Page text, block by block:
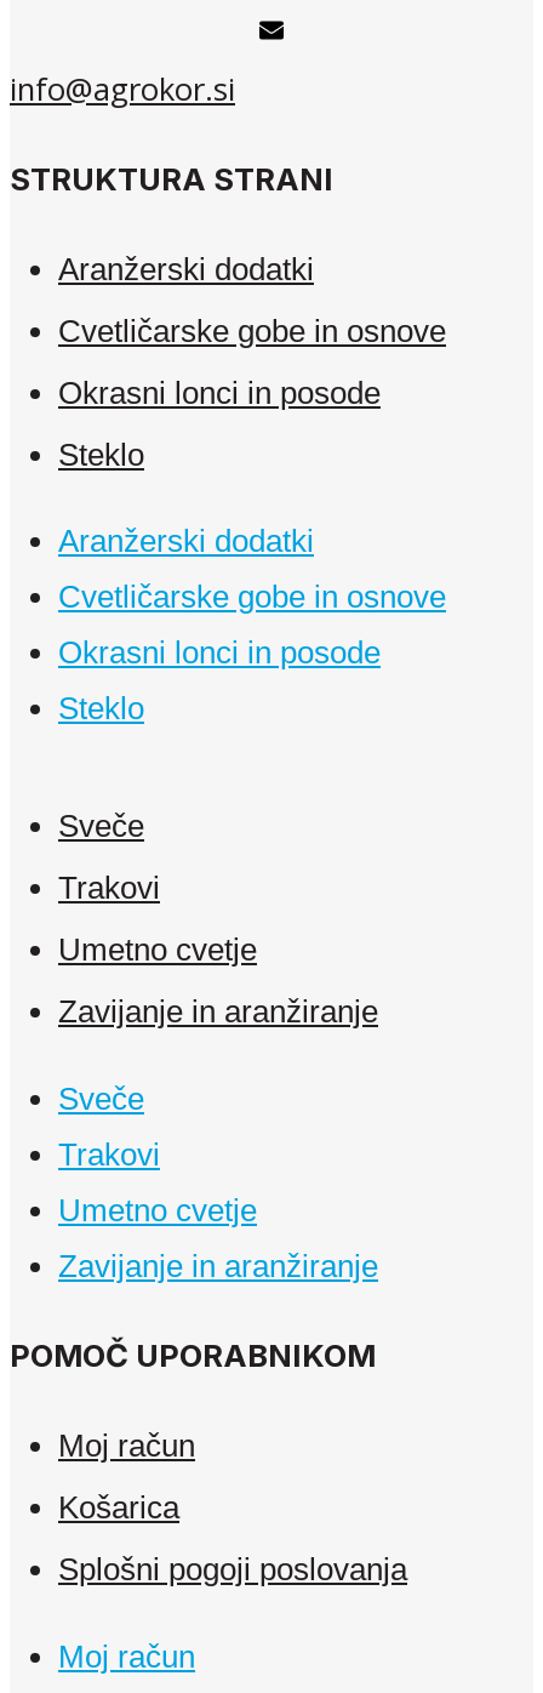
info@agrokor.si
STRUKTURA STRANI
Aranžerski dodatki
Cvetličarske gobe in osnove
Okrasni lonci in posode
Steklo
Aranžerski dodatki
Cvetličarske gobe in osnove
Okrasni lonci in posode
Steklo
Sveče
Trakovi
Umetno cvetje
Zavijanje in aranžiranje
Sveče
Trakovi
Umetno cvetje
Zavijanje in aranžiranje
POMOČ UPORABNIKOM
Moj račun
Košarica
Splošni pogoji poslovanja
Moj račun